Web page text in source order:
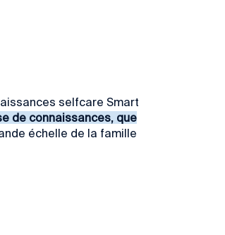
selfcare Smart
de connaissances, que
échelle de la famille